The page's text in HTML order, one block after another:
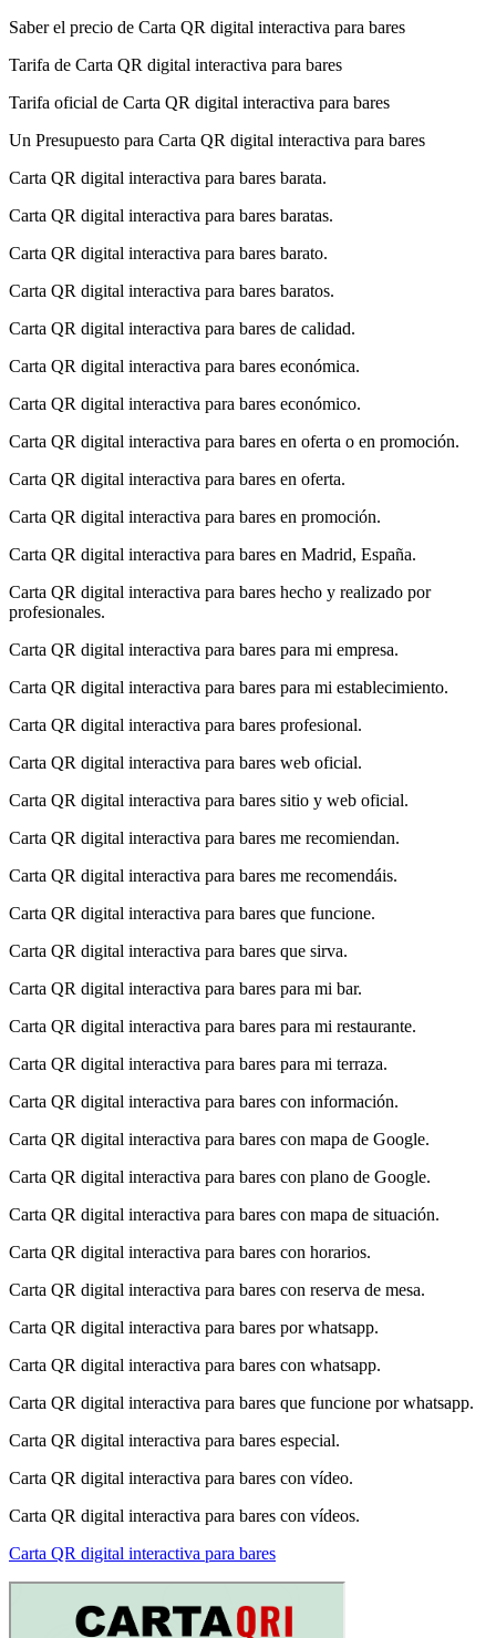
Saber el precio de Carta QR digital interactiva para bares
Tarifa de Carta QR digital interactiva para bares
Tarifa oficial de Carta QR digital interactiva para bares
Un Presupuesto para Carta QR digital interactiva para bares
Carta QR digital interactiva para bares barata.
Carta QR digital interactiva para bares baratas.
Carta QR digital interactiva para bares barato.
Carta QR digital interactiva para bares baratos.
Carta QR digital interactiva para bares de calidad.
Carta QR digital interactiva para bares económica.
Carta QR digital interactiva para bares económico.
Carta QR digital interactiva para bares en oferta o en promoción.
Carta QR digital interactiva para bares en oferta.
Carta QR digital interactiva para bares en promoción.
Carta QR digital interactiva para bares en Madrid, España.
Carta QR digital interactiva para bares hecho y realizado por
profesionales.
Carta QR digital interactiva para bares para mi empresa.
Carta QR digital interactiva para bares para mi establecimiento.
Carta QR digital interactiva para bares profesional.
Carta QR digital interactiva para bares web oficial.
Carta QR digital interactiva para bares sitio y web oficial.
Carta QR digital interactiva para bares me recomiendan.
Carta QR digital interactiva para bares me recomendáis.
Carta QR digital interactiva para bares que funcione.
Carta QR digital interactiva para bares que sirva.
Carta QR digital interactiva para bares para mi bar.
Carta QR digital interactiva para bares para mi restaurante.
Carta QR digital interactiva para bares para mi terraza.
Carta QR digital interactiva para bares con información.
Carta QR digital interactiva para bares con mapa de Google.
Carta QR digital interactiva para bares con plano de Google.
Carta QR digital interactiva para bares con mapa de situación.
Carta QR digital interactiva para bares con horarios.
Carta QR digital interactiva para bares con reserva de mesa.
Carta QR digital interactiva para bares por whatsapp.
Carta QR digital interactiva para bares con whatsapp.
Carta QR digital interactiva para bares que funcione por whatsapp.
Carta QR digital interactiva para bares especial.
Carta QR digital interactiva para bares con vídeo.
Carta QR digital interactiva para bares con vídeos.
Carta QR digital interactiva para bares